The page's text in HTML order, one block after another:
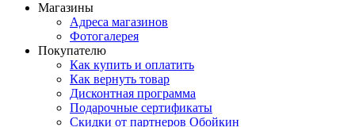
Магазины
Адреса магазинов
Фотогалерея
Покупателю
Как купить и оплатить
Как вернуть товар
Дисконтная программа
Подарочные сертификаты
Скидки от партнеров Обойкин